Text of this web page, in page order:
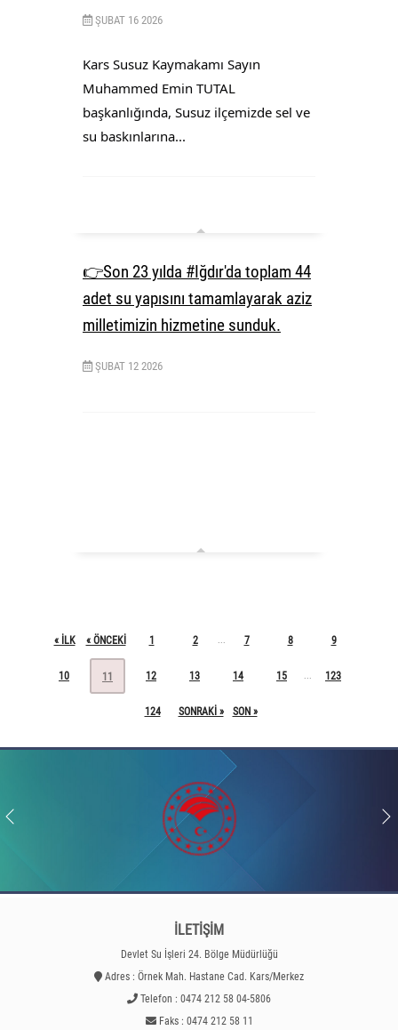
ŞUBAT 16 2026
Kars Susuz Kaymakamı Sayın
Muhammed Emin TUTAL
başkanlığında, Susuz ilçemizde sel ve
su baskınlarına...
👉Son 23 yılda #Iğdır'da toplam 44
adet su yapısını tamamlayarak aziz
milletimizin hizmetine sunduk.
ŞUBAT 12 2026
« ILK « ÖNCEKI 1 2 7 8 9
10 11 12 13 14 15 123
124 SONRAKI » SON »
İLETİŞİM
Devlet Su İşleri 24. Bölge Müdürlüğü
Adres : Örnek Mah. Hastane Cad. Kars/Merkez
Telefon : 0474 212 58 04-5806
Faks : 0474 212 58 11